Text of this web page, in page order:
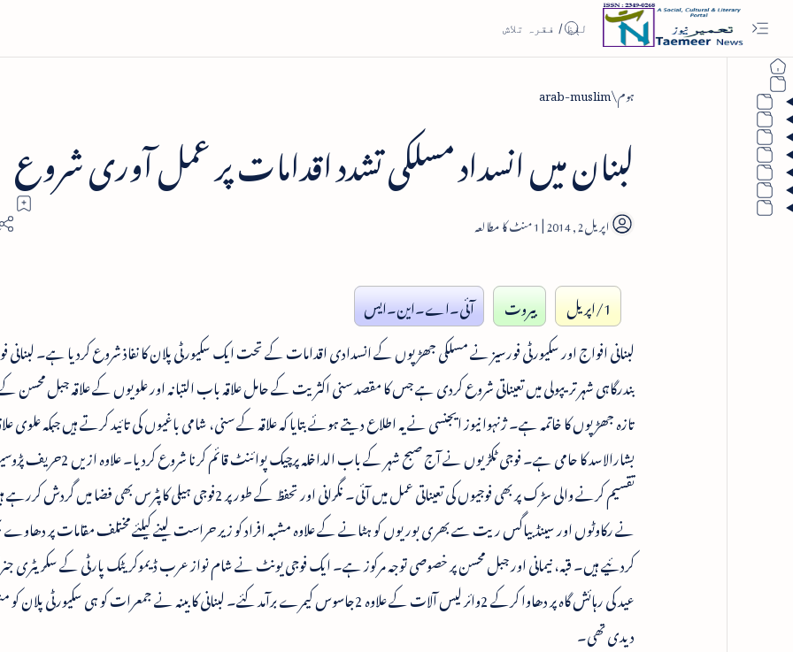
ہوم arab-muslim
لبنان میں انسداد مسلکی تشدد اقدامات پر عمل آوری شروع
1
1/اپریل بیروت
آئی۔اے۔این۔ایس
لبنانی افواج اور سکیورٹی فورسیز نے مسلکی جھڑپوں کے انسدادی اقدامات کے تحت ایک سکیورٹی پلان کا نفاذ شروع کردیا ہے۔
بندرگاہی شہر تریپولی میں تعیناتی شروع کردی ہے جس کا مقصد سنی اکثریت کے حامل علاقہ باب التبانہ اور علویوں کے علاقہ جبل محسن
تازہ جھڑپوں کا خاتمہ ہے۔ ژنہوا نیوز ایجنسی نے یہ اطلاع دیتے ہوئے بتایا کہ علاقہ کے سنی، شامی باغیوں کی تائید کرتے ہیں جبکہ علوی
بشارالاسد کا حامی ہے۔ فوجی ٹکڑیوں نے آج صبح شہر کے باب الداخلہ پرچیک پوائنٹ
تقسیم کرنے والی سڑک پر بھی فوجیوں کی تعیناتی عمل میں آئی۔ نگرانی اور تحفظ کے طورپر 2فوجی ہیلی کاپٹرس بھی
نے رکاوٹوں اور سینڈ بیاگس ریت سے بھری بوریوں کو ہٹانے کے علاوہ مشبہ افراد کو زیر حراست لینے کیلئے مختلف مقامات پر
کردئیے ہیں۔ قبہ، نیمانی اور جبل محسن پر خصوصی توجہ مرکوز ہے۔ ایک فوجی یونٹ نے شام نواز عرب ڈیموکریٹک پارٹی کے
عید کی رہائش گاہ پر دھاوا کرکے 2وائر لیس آلات کے علاوہ 2جاسوس کیمرے برآمد کئے۔ لبنانی کابینہ نے جمعرات کو ہی سکیورٹی
دیدی تھی۔